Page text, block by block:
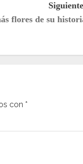
flores de su
con *